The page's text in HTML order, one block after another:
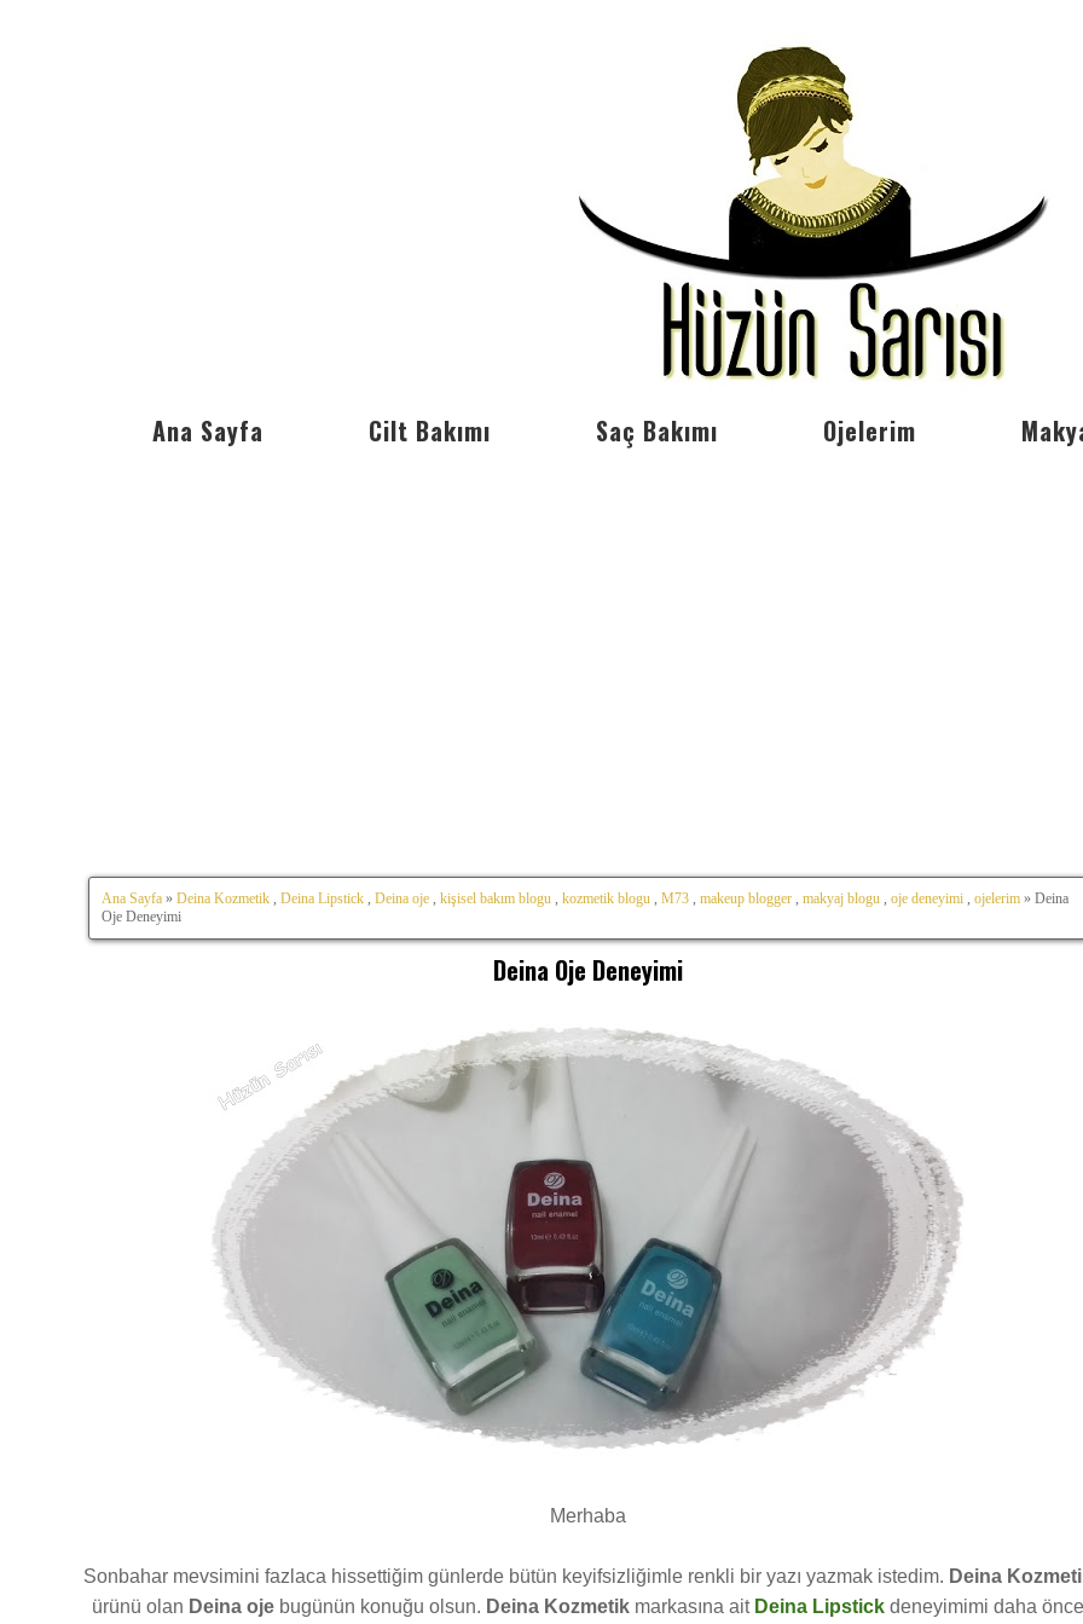
Ana Sayfa Cilt Bakımı Saç Bakımı Ojelerim
Ana Sayfa » Deina Kozmetik , Deina Lipstick , Deina oje , kişisel bakım blogu , kozmetik blogu , M73 , makeup blogger , makyaj blogu , oje deneyimi , ojelerim » Deina
Oje Deneyimi
Deina Oje Deneyimi
Merhaba
Sonbahar mevsimini fazlaca hissettiğim günlerde bütün keyifsizliğimle renkli bir yazı yazmak istedim. Deina
ürünü olan Deina ojebugünün konuğu olsun. Deina Kozmetikmarkasına ait Deina Lipstickdeneyimimi daha önce